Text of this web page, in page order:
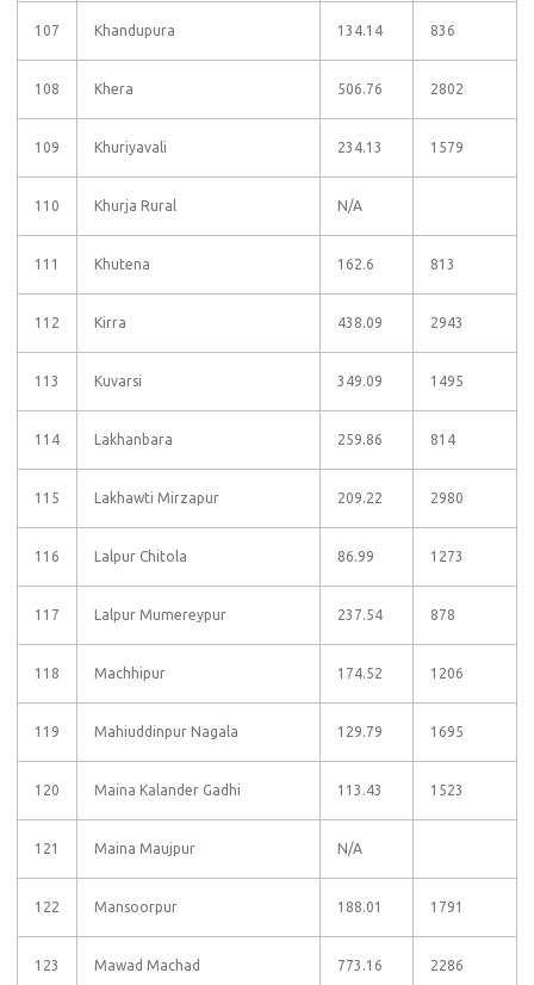
107 Khandupura 134.14 836
108 Khera 506.76 2802
109 Khuriyavali 234.13 1579
110 Khurja Rural N/A
111 Khutena 162.6 813
112 Kirra 438.09 2943
113 Kuvarsi 349.09 1495
114 Lakhanbara 259.86 814
115 Lakhawti Mirzapur 209.22 2980
116 Lalpur Chitola 86.99 1273
117 Lalpur Mumereypur 237.54 878
118 Machhipur 174.52 1206
119 Mahiuddinpur Nagala 129.79 1695
120 Maina Kalander Gadhi 113.43 1523
121 Maina Maujpur N/A
122 Mansoorpur 188.01 1791
123 Mawad Machad 773.16 2286